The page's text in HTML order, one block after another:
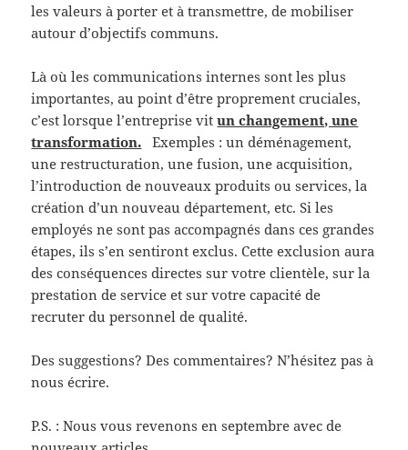
les valeurs à porter et à transmettre, de mobiliser
autour d’objectifs communs.
Là où les communications internes sont les plus
importantes, au point d’être proprement cruciales,
c’est lorsque l’entreprise vitun changement, une
transformation.
Exemples : un déménagement,
une restructuration, une fusion, une acquisition,
l’introduction de nouveaux produits ou services, la
création d’un nouveau département, etc. Si les
employés ne sont pas accompagnés dans ces grandes
étapes, ils s’en sentiront exclus. Cette exclusion aura
des conséquences directes sur votre clientèle, sur la
prestation de service et sur votre capacité de
recruter du personnel de qualité.
Des suggestions? Des commentaires? N’hésitez pas à
nous écrire.
P.S. : Nous vous revenons en septembre avec de